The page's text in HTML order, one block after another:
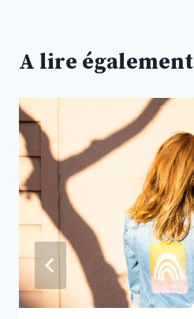
A lire également